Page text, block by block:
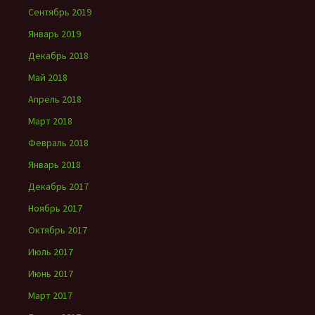
Сентябрь 2019
Январь 2019
Декабрь 2018
Май 2018
Апрель 2018
Март 2018
Февраль 2018
Январь 2018
Декабрь 2017
Ноябрь 2017
Октябрь 2017
Июль 2017
Июнь 2017
Март 2017